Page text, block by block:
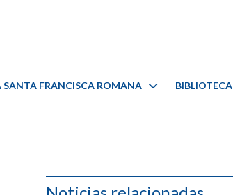
SANTA FRANCISCA ROMANA BIBLIOTECA